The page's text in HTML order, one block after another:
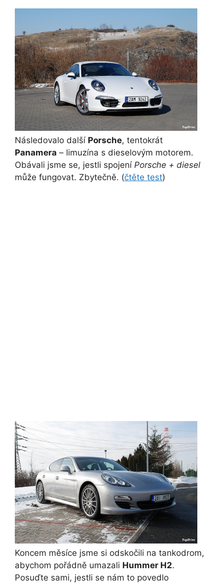
Následovalo další Porsche, tentokrát
Panamera – limuzína s dieselovým motorem.
Obávali jsme se, jestli spojení Porsche + diesel
může fungovat. Zbytečně. (čtěte test)
Koncem měsíce jsme si odskočili na tankodrom,
abychom pořádně umazali Hummer H2.
Posuďte sami, jestli se nám to povedlo